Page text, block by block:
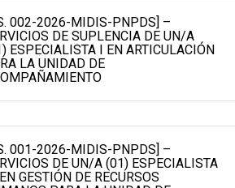
002-2026-MIDIS-PNPDS] –
DE SUPLENCIA DE UN/A
ESPECIALISTA I EN ARTICULACIÓN
LA UNIDAD DE
001-2026-MIDIS-PNPDS] –
DE UN/A (01) ESPECIALISTA
GESTIÓN DE RECURSOS